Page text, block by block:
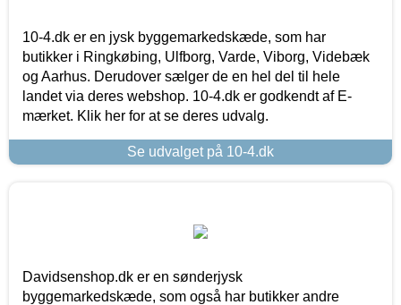
10-4.dk er en jysk byggemarkedskæde, som har
butikker i Ringkøbing, Ulfborg, Varde, Viborg, Videbæk
og Aarhus. Derudover sælger de en hel del til hele
landet via deres webshop. 10-4.dk er godkendt af E-
mærket. Klik her for at se deres udvalg.
Se udvalget på 10-4.dk
Davidsenshop.dk er en sønderjysk
byggemarkedskæde, som også har butikker andre